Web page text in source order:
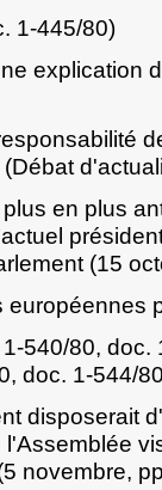
1-445/80)
explication
en plus
(15
européennes
540/80, doc.
doc. 1-544/
disposerait
novembre,